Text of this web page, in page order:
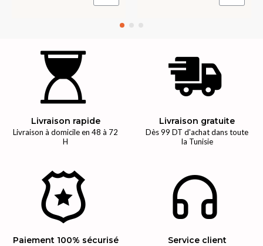
Livraison rapide
Livraison à domicile en 48 à 72
H
Livraison gratuite
Dès 99 DT d'achat dans toute
la Tunisie
Paiement 100% sécurisé Service client